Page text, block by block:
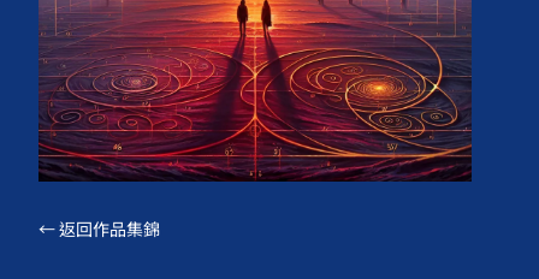
← 返回作品集錦